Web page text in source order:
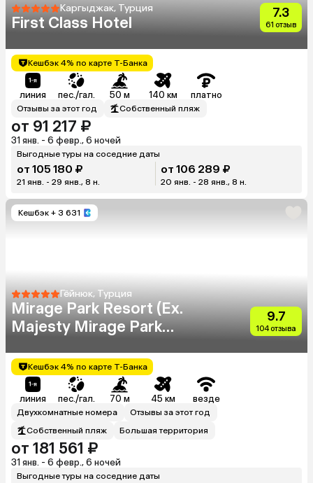
Каргыджак, Турция
First Class Hotel
7.3
61 отзыв
Кешбэк 4% по карте Т-Банка
линия пес./гал. 50 м 140 км платно
Отзывы за этот год Собственный пляж
от 91 217 ₽
31 янв. - 6 февр., 6 ночей
Выгодные туры на соседние даты
от 105 180 ₽
21 янв. - 29 янв., 8 н.
от 106 289 ₽
20 янв. - 28 янв., 8 н.
Кешбэк + 3 631
Гёйнюк, Турция
Mirage Park Resort (Ex.
Majesty Mirage Park
9.7
104 отзыва
Кешбэк 4% по карте Т-Банка
линия пес./гал. 70 м 45 км везде
Двухкомнатные номера
Отзывы за этот год
Собственный пляж
Большая территория
от 181 561 ₽
31 янв. - 6 февр., 6 ночей
Выгодные туры на соседние даты